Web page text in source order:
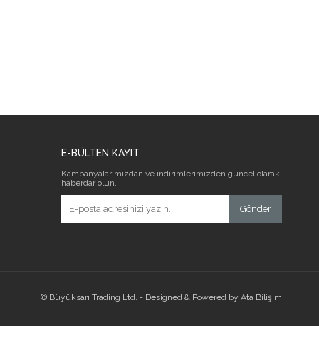
E-BÜLTEN KAYIT
Kampanyalarımızdan ve indirimlerimizden güncel olarak
haberdar olun.
Gönder
© Büyüksarı Trading Ltd. - Designed & Powered by Ata Bilişim